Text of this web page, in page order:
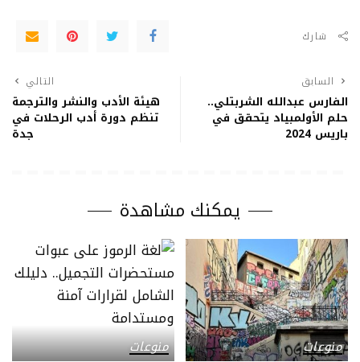
شارك
السابق
الفارس عبدالله الشربتلي..
حلم الأولمبياد يتحقق في
باريس 2024
التالي
هيئة الأدب والنشر والترجمة
تنظم دورة أدب الرحلات في
جدة
يمكنك مشاهدة
منوعات
منوعات